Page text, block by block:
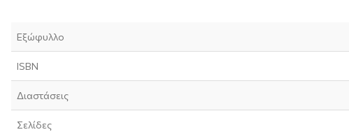
Εξώφυλλο
ISBN
Διαστάσεις
Σελίδες